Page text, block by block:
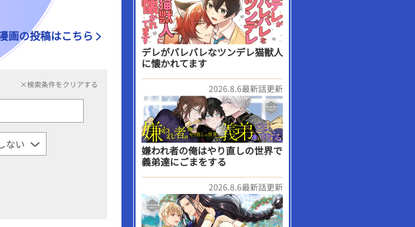
画の投稿はこちら
×検索条件をクリアする
デレがバレバレなツンデレ猫獣人
に懐かれてます
2026.8.6最新話更新
嫌われ者の俺はやり直しの世界で
義弟達にごまをする
2026.8.6最新話更新